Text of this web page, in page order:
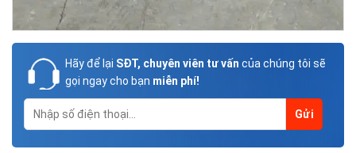
Hãy để lại SĐT, chuyên viên tư vấn của chúng tôi sẽ
gọi ngay cho bạn miễn phí!